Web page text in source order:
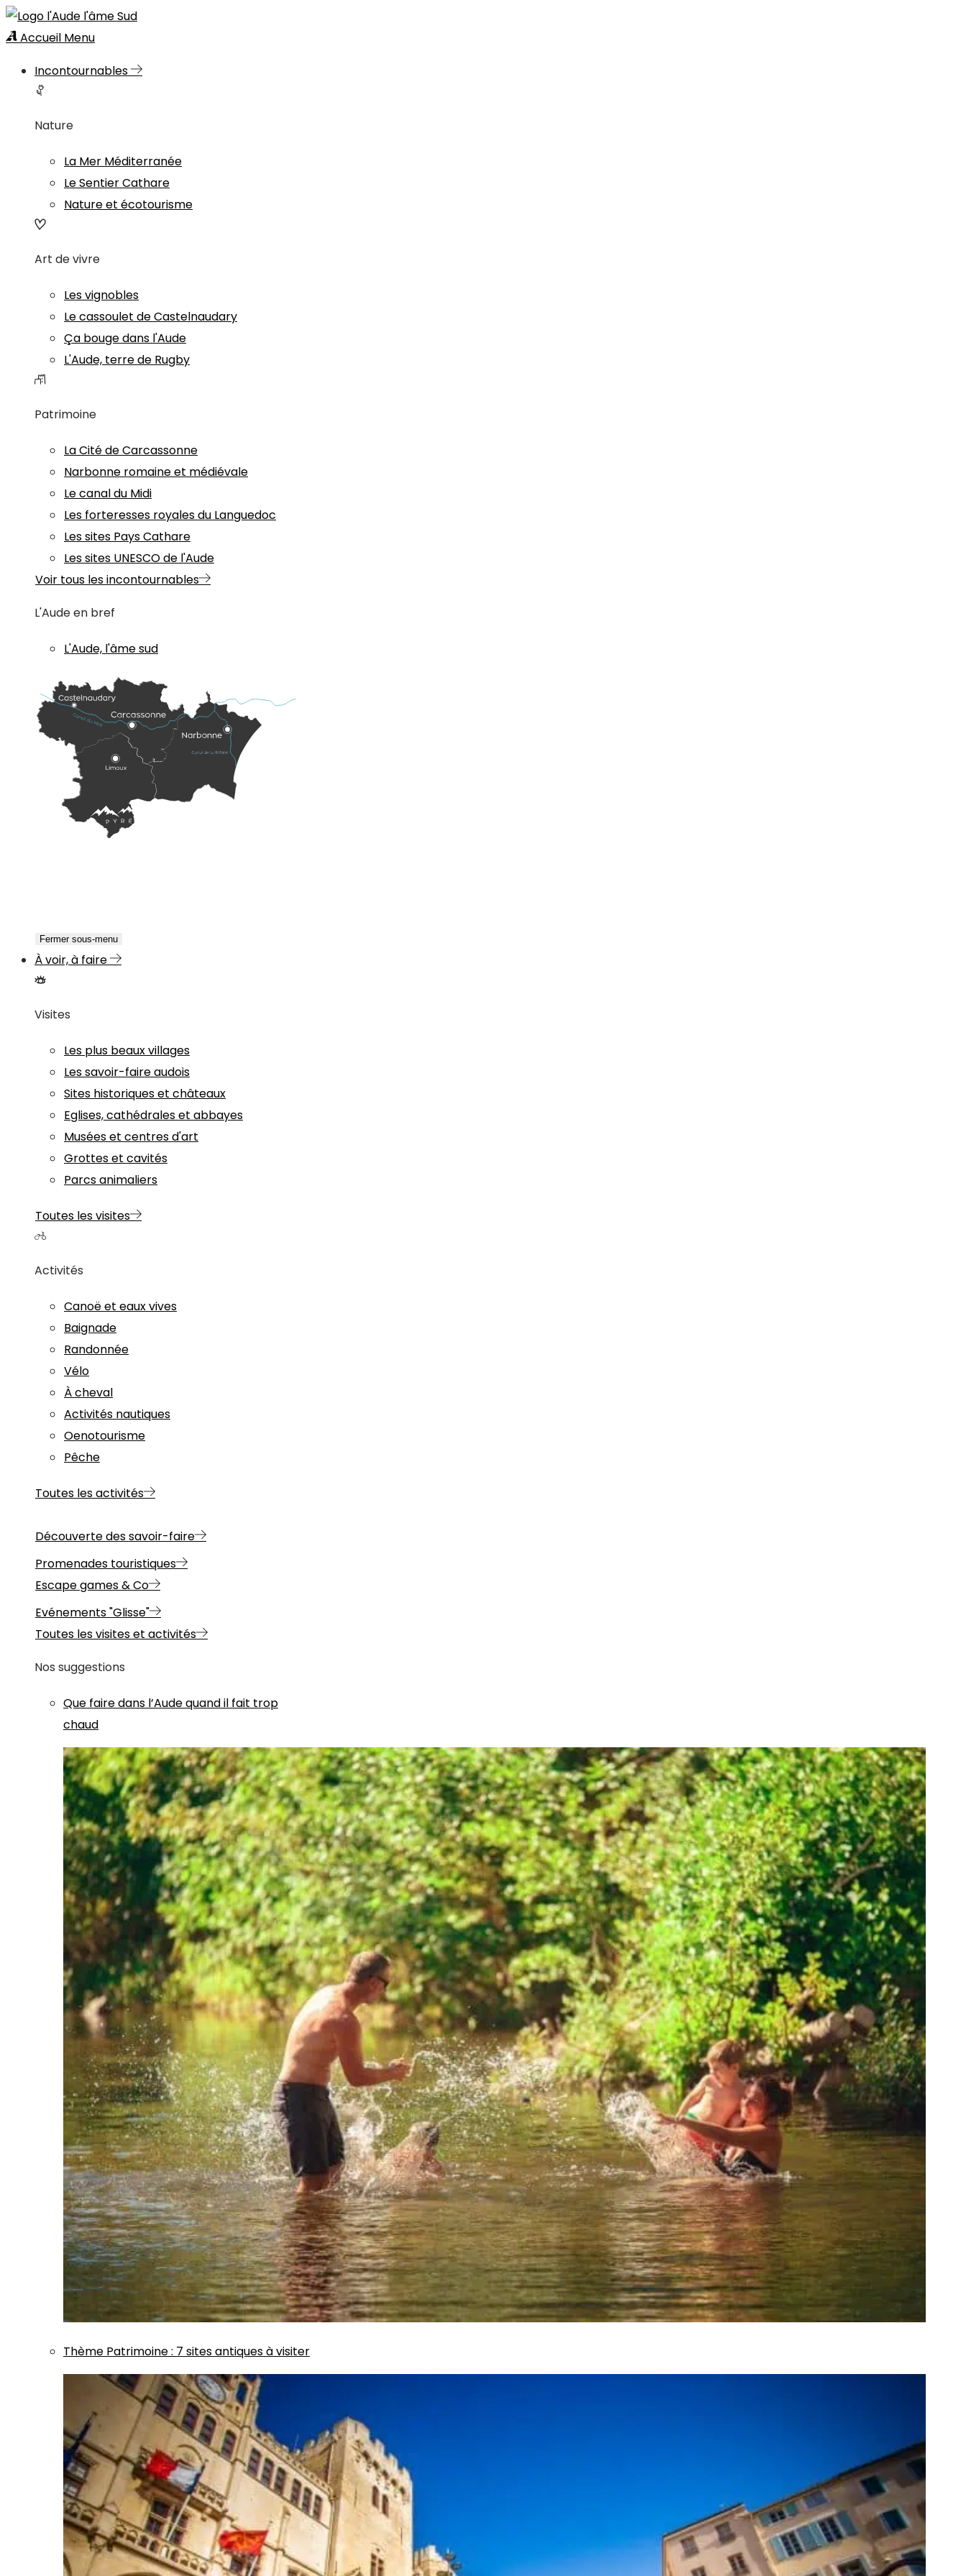
Accueil Menu
Incontournables
Nature
La Mer Méditerranée
Le Sentier Cathare
Nature et écotourisme
Art de vivre
Les vignobles
Le cassoulet de Castelnaudary
Ça bouge dans l'Aude
L'Aude, terre de Rugby
Patrimoine
La Cité de Carcassonne
Narbonne romaine et médiévale
Le canal du Midi
Les forteresses royales du Languedoc
Les sites Pays Cathare
Les sites UNESCO de l'Aude
Voir tous les incontournables
L'Aude en bref
L'Aude, l'âme sud
Fermer sous-menu
À voir, à faire
Visites
Les plus beaux villages
Les savoir-faire audois
Sites historiques et châteaux
Eglises, cathédrales et abbayes
Musées et centres d'art
Grottes et cavités
Parcs animaliers
Toutes les visites
Activités
Canoë et eaux vives
Baignade
Randonnée
Vélo
À cheval
Activités nautiques
Oenotourisme
Pêche
Toutes les activités
Découverte des savoir-faire
Promenades touristiques
Escape games & Co
Evénements "Glisse"
Toutes les visites et activités
Nos suggestions
Que faire dans l’Aude quand il fait trop
chaud
Thème Patrimoine: 7 sites antiques à visiter